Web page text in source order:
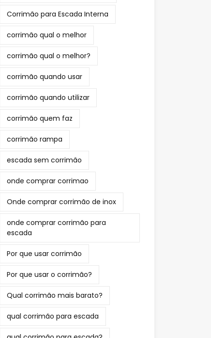
Corrimão para Escada Interna
corrimão qual o melhor
corrimão qual o melhor?
corrimão quando usar
corrimão quando utilizar
corrimão quem faz
corrimão rampa
escada sem corrimão
onde comprar corrimao
Onde comprar corrimão de inox
onde comprar corrimão para
escada
Por que usar corrimão
Por que usar o corrimão?
Qual corrimão mais barato?
qual corrimão para escada